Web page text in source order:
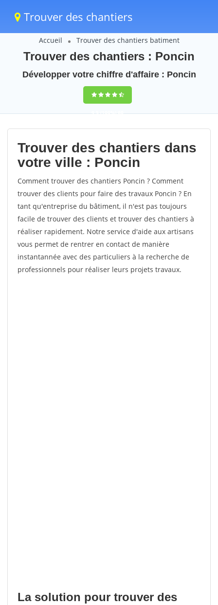
Trouver des chantiers
Accueil Trouver des chantiers batiment
Trouver des chantiers : Poncin
Développer votre chiffre d'affaire : Poncin
9,5(100%)60
votes
Trouver des chantiers dans
votre ville : Poncin
Comment trouver des chantiers Poncin ? Comment
trouver des clients pour faire des travaux Poncin ? En
tant qu'entreprise du bâtiment, il n'est pas toujours
facile de trouver des clients et trouver des chantiers à
réaliser rapidement. Notre service d'aide aux artisans
vous permet de rentrer en contact de manière
instantannée avec des particuliers à la recherche de
professionnels pour réaliser leurs projets travaux.
La solution pour trouver des